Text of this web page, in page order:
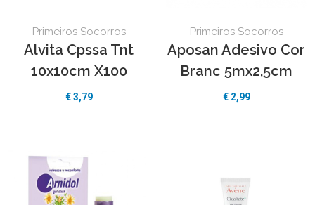
Primeiros Socorros
Alvita Cpssa Tnt
10x10cm X100
€ 3,79
Primeiros Socorros
Aposan Adesivo Cor
Branc 5mx2,5cm
€ 2,99